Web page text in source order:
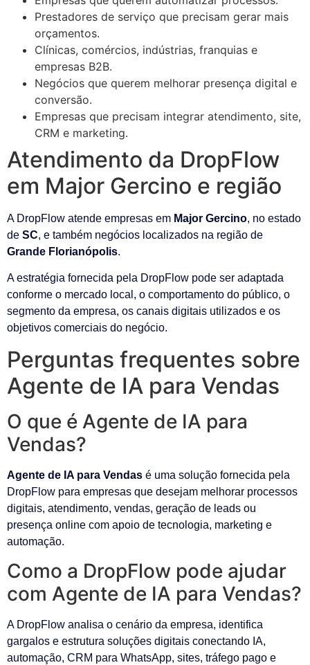
Prestadores de serviço que precisam gerar mais
orçamentos.
Clínicas, comércios, indústrias, franquias e
empresas B2B.
Negócios que querem melhorar presença digital e
conversão.
Empresas que precisam integrar atendimento, site,
CRM e marketing.
Atendimento da DropFlow
em Major Gercino e região
A DropFlow atende empresas em Major Gercino, no estado
de SC, e também negócios localizados na região de
Grande Florianópolis.
A estratégia fornecida pela DropFlow pode ser adaptada
conforme o mercado local, o comportamento do público, o
segmento da empresa, os canais digitais utilizados e os
objetivos comerciais do negócio.
Perguntas frequentes sobre
Agente de IA para Vendas
O que é Agente de IA para
Vendas?
Agente de IA para Vendas é uma solução fornecida pela
DropFlow para empresas que desejam melhorar processos
digitais, atendimento, vendas, geração de leads ou
presença online com apoio de tecnologia, marketing e
automação.
Como a DropFlow pode ajudar
com Agente de IA para Vendas?
A DropFlow analisa o cenário da empresa, identifica
gargalos e estrutura soluções digitais conectando IA,
automação, CRM para WhatsApp, sites, tráfego pago e